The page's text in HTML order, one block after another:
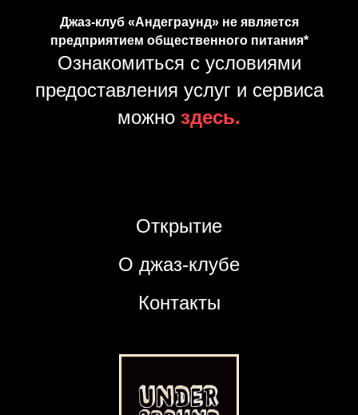
Джаз-клуб «Андеграунд» не является
предприятием общественного питания*
Ознакомиться с условиями
предоставления услуг и сервиса
можно здесь.
Открытие
О джаз-клубе
Контакты